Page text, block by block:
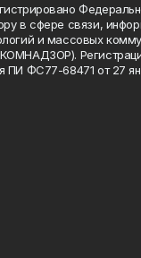
в сфере связи,
и массовых
ПИ ФС77-68471 от 27